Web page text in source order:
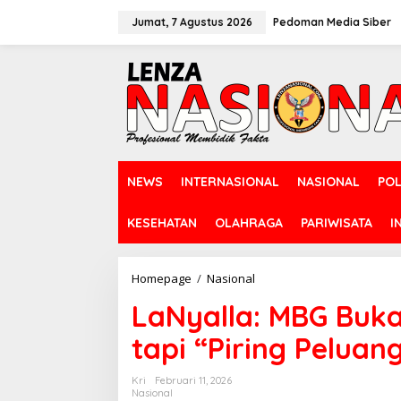
Jumat, 7 Agustus 2026 Pedoman Media Siber
NEWS INTERNASIONAL NASIONAL
KESEHATAN OLAHRAGA PARIWISATA
Homepage / Nasional
N
y
a
l
LaNyalla: MBG
tapi “Piring
Kri
Februari 11, 2026
Nasional